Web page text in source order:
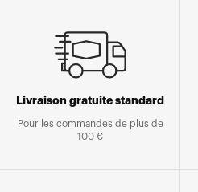
Livraison gratuite standard
Pour les commandes de plus de
100 €